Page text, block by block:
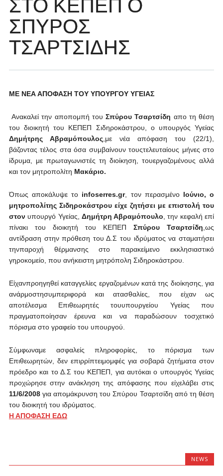
ΣΠΥΡΟΣ
ΤΣΑΡΤΣΙΔΗΣ
ΜΕ ΝΕΑ ΑΠΟΦΑΣΗ ΤΟΥ ΥΠΟΥΡΓΟΥ ΥΓΕΙΑΣ
Ανακαλεί την αποπομπή τουΣπύρου Τσαρτσίδη απο τη θέση
του διοικητή του ΚΕΠΕΠ Σιδηροκάστρου, ο υπουργός Υγείας
Δημήτρης Αβραμόπουλος,με νέα απόφαση του (22/1),
βάζοντας τέλος στα όσα συμβαίνουν τουςτελευταίους μήνες στο
ίδρυμα, με πρωταγωνιστές τη διοίκηση, τουεργαζομένους αλλά
και τον μητροπολίτη Μακάριο.
Όπως αποκάλυψε το infoserres.gr, τον περασμένο Ιούνιο, ο
μητροπολίτης Σιδηροκάστρου είχε ζητήσει με επιστολή του
στον υπουργό Υγείας, Δημήτρη Αβραμόπουλο , την κεφαλή επί
πίνακι του διοικητή του ΚΕΠΕΠΣπύρου Τσαρτσίδη ,ως
αντίδραση στην πρόθεση του Δ.Σ του ιδρύματος να σταματήσει
τηνπαροχή θέρμανσης στο παρακείμενο εκκλησιαστικό
γηροκομείο, που ανήκειστη μητρόπολη Σιδηροκάστρου.
Είχανπροηγηθεί καταγγελίες εργαζομένων κατά της διοίκησης, για
ανάρμοστησυμπεριφορά και ατασθαλίες, που είχαν ως
αποτέλεσμα Επιθεωρητές τουυπουργείου Υγείας που
πραγματοποίησαν έρευνα και να παραδώσουν τοσχετικό
πόρισμα στο γραφείο του υπουργού.
Σύμφωναμε ασφαλείς πληροφορίες, το πόρισμα των
Επιθεωρητών, δεν επιρρίπτειμομφές για σοβαρά ζητήματα στον
πρόεδρο και το Δ.Σ του ΚΕΠΕΠ, για αυτόκαι ο υπουργός Υγείας
προχώρησε στην ανάκληση της απόφασης που είχελάβει στις
11/6/2008για απομάκρυνση του Σπύρου Τσαρτσίδη από τη θέση
του διοικητή του ιδρύματος.
Η ΑΠΟΦΑΣΗ ΕΔΩ
NEWS